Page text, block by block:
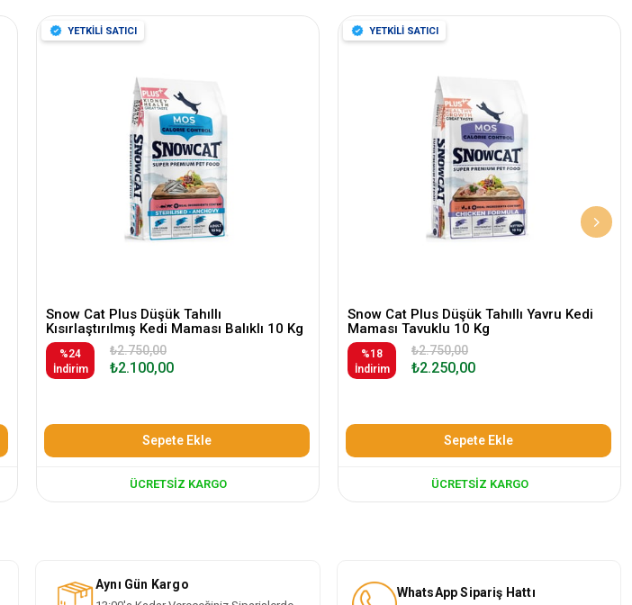
Snow Cat Plus Düşük Tahıllı
Kısırlaştırılmış Kedi Maması Balıklı 10 Kg
%24
İndirim
₺2.100,00
₺2.750,00
Sepete Ekle
ÜCRETSIZ KARGO
YETKİLİ SATICI
Snow Cat Plus Düşük Tahıllı Yavru Kedi
Maması Tavuklu 10 Kg
%18
İndirim
₺2.250,00
₺2.750,00
Sepete Ekle
ÜCRETSIZ KARGO
YETKİLİ SATICI
Aynı Gün Kargo
WhatsApp Sipariş Hattı